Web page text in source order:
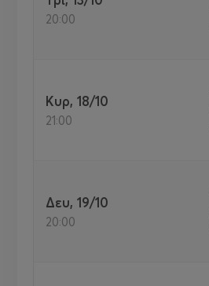
20:00
Κυρ, 18/10
21:00
Δευ, 19/10
20:00